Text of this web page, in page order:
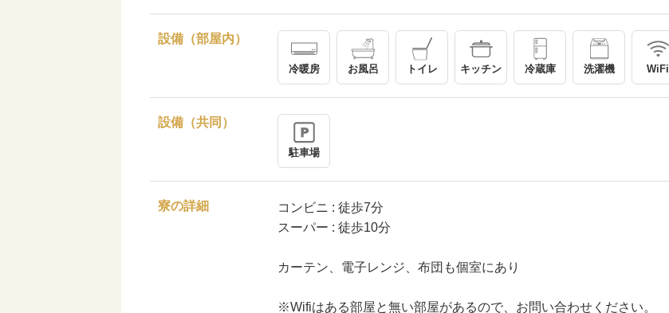
設備（部屋内）
冷暖房 お風呂 トイレ キッチン 冷蔵庫 洗濯機 WiFi
設備（共同）
駐車場
寮の詳細
コンビニ : 徒歩7分
スーパー : 徒歩10分
カーテン、電子レンジ、布団も個室にあり
※Wifiはある部屋と無い部屋があるので、お問い合わせください。